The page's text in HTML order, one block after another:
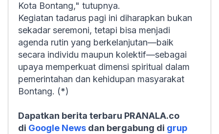
Kota Bontang," tutupnya.
Kegiatan tadarus pagi ini diharapkan bukan
sekadar seremoni, tetapi bisa menjadi
agenda rutin yang berkelanjutan—baik
secara individu maupun kolektif—sebagai
upaya memperkuat dimensi spiritual dalam
pemerintahan dan kehidupan masyarakat
Bontang. (*)
Dapatkan berita terbaru PRANALA.co
di Google News dan bergabung di grup